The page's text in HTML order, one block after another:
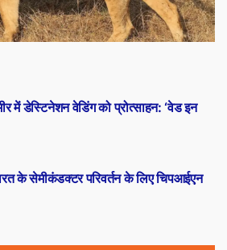
के सेमीकंडक्टर परिवर्तन के लिए चिपआईएन
में डेस्टिनेशन वेडिंग को प्रोत्साहन: ‘वेड इन